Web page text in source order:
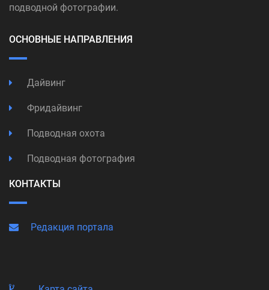
подводной фотографии.
ОСНОВНЫЕ НАПРАВЛЕНИЯ
Дайвинг
Фридайвинг
Подводная охота
Подводная фотография
КОНТАКТЫ
Редакция портала